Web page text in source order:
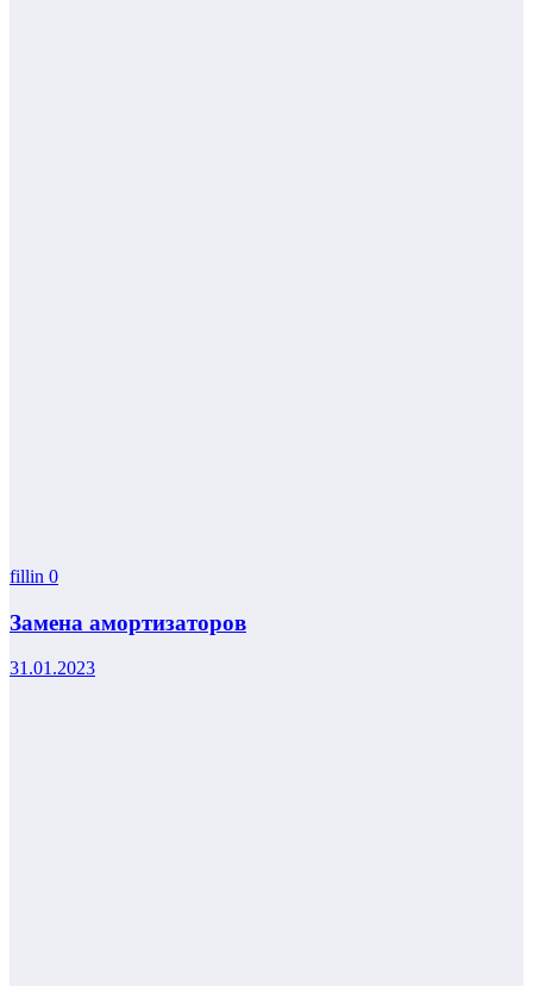
fillin 0
Замена амортизаторов
31.01.2023